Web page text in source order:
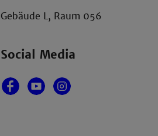
Gebäude L, Raum 056
Social Media